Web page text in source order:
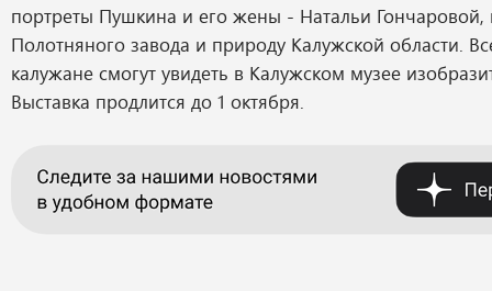
портреты Пушкина и его жены - Натальи Гончаровой,
Полотняного завода и природу Калужской области.
калужане смогут увидеть в Калужском музее
Выставка продлится до 1 октября.